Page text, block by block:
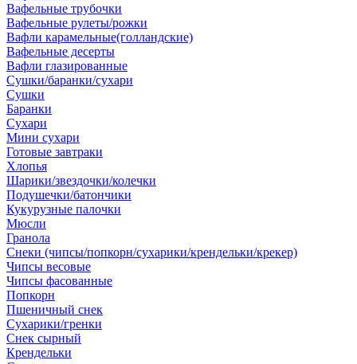
Вафельные трубочки
Вафельные рулеты/рожки
Вафли карамельные(голландские)
Вафельные десерты
Вафли глазированные
Сушки/баранки/сухари
Сушки
Баранки
Сухари
Мини сухари
Готовые завтраки
Хлопья
Шарики/звездочки/колечки
Подушечки/батончики
Кукурузные палочки
Мюсли
Гранола
Снеки (чипсы/попкорн/сухарики/крендельки/крекер)
Чипсы весовые
Чипсы фасованные
Попкорн
Пшеничный снек
Сухарики/гренки
Снек сырный
Крендельки